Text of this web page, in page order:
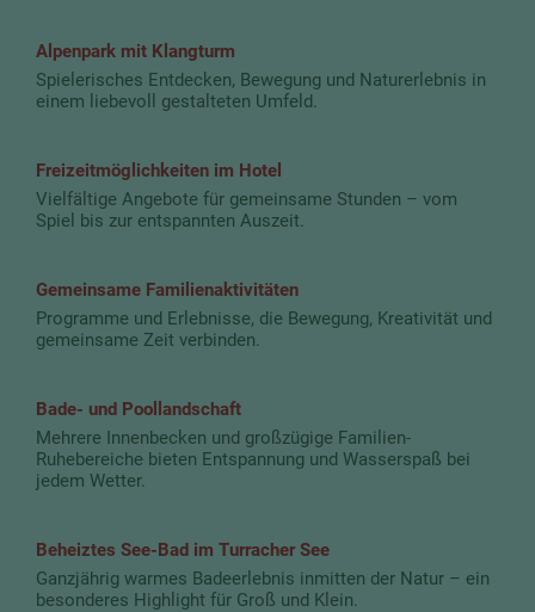
Alpenpark mit Klangturm
Spielerisches Entdecken, Bewegung und Naturerlebnis in
einem liebevoll gestalteten Umfeld.
Freizeitmöglichkeiten im Hotel
Vielfältige Angebote für gemeinsame Stunden – vom
Spiel bis zur entspannten Auszeit.
Gemeinsame Familienaktivitäten
Programme und Erlebnisse, die Bewegung, Kreativität und
gemeinsame Zeit verbinden.
Bade- und Poollandschaft
Mehrere Innenbecken und großzügige Familien-
Ruhebereiche bieten Entspannung und Wasserspaß bei
jedem Wetter.
Beheiztes See-Bad im Turracher See
Ganzjährig warmes Badeerlebnis inmitten der Natur – ein
besonderes Highlight für Groß und Klein.